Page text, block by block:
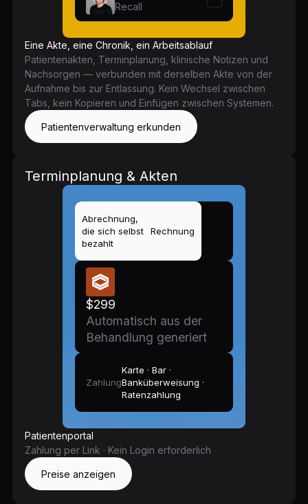
Recall
Eine Akte, eine Chronik, ein Arbeitsablauf
Patientenakten, Terminplanung, klinische Notizen und
Nachsorgen — verbunden mit derselben Akte von der
Aufnahme bis zur Entlassung. Kein Wechsel zwischen
Tabs, kein Kopieren und Einfügen zwischen Systemen.
Patientenverwaltung erkunden
Terminplanung & Akten
Abrechnung,
die sich selbst
bezahlt
Rechnung
$299
Automatisch aus der
Behandlung generiert
Zahlung
Karte · Bar ·
Banküberweisung ·
Ratenzahlung
Patientenportal
Zahlung per Link · Kein Login erforderlich
Preise anzeigen